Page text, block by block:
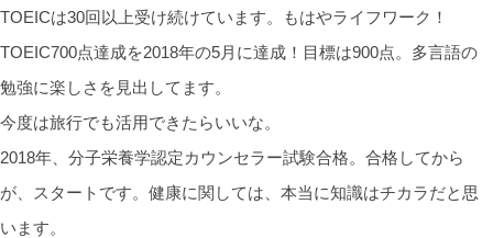
TOEICは30回以上受け続けています。もはやライフワーク！
TOEIC700点達成を2018年の5月に達成！目標は900点。多言語の
勉強に楽しさを見出してます。
今度は旅行でも活用できたらいいな。
2018年、分子栄養学認定カウンセラー試験合格。合格してから
が、スタートです。健康に関しては、本当に知識はチカラだと思
います。